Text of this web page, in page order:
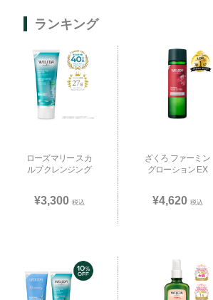
ランキング
ローズマリー スカ
ルプクレンジング
¥3,300 税込
ざくろ ファーミン
グローション EX
¥4,620 税込